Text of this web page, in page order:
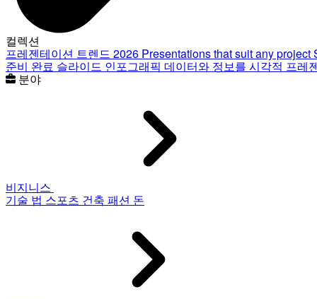
컬렉션
프레젠테이션 트렌드 2026 Presentations that suit any project
준비 완료 슬라이드 인포그래픽 데이터와 정보를 시각적 프레
분야
비지니스
기술 법 스포츠 건축 패션 돈